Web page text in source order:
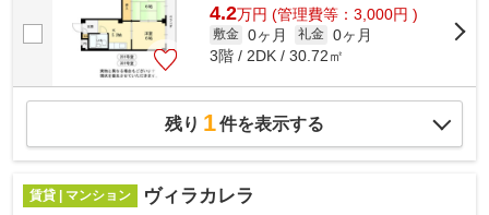
4.2万円 (管理費等：3,000円 )
敷金 0ヶ月 礼金 0ヶ月
3階 / 2DK / 30.72㎡
残り 1件を表示する
賃貸 | マンション ヴィラカレラ